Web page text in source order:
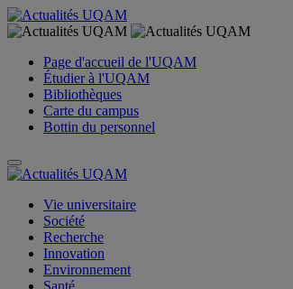
Page d'accueil de l'UQAM
Étudier à l'UQAM
Bibliothèques
Carte du campus
Bottin du personnel
Vie universitaire
Société
Recherche
Innovation
Environnement
Santé